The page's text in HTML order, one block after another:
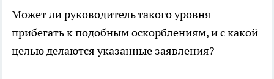
Может ли руководитель такого уровня
прибегать к подобным оскорблениям, и с какой
целью делаются указанные заявления?